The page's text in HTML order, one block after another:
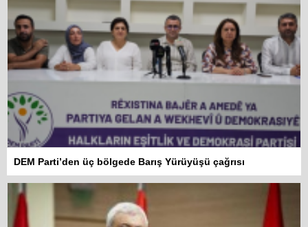
DEM Parti’den üç bölgede Barış Yürüyüşü çağrısı